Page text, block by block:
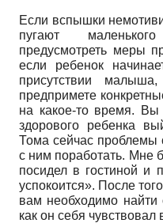
Если вспышки
пугают
предусмотреть меры
если ребенок
присутствии
предпримете
на какое-то время. Вы
здорового ребенка
Тома сейчас проблемы
с ним поработать. Мне
посидел в гостиной и
успокоится». После
вам необходимо найти
как он себя чувствовал